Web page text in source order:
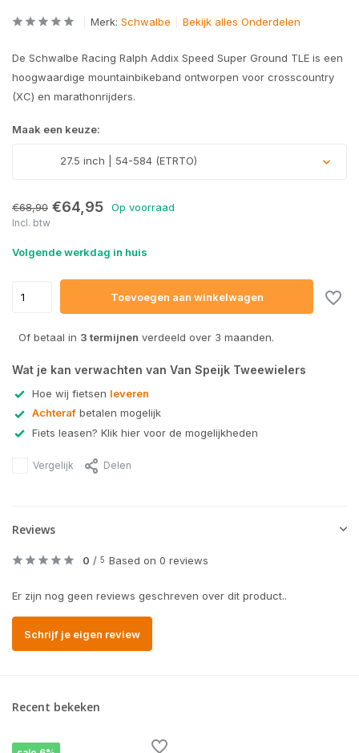
Merk: Schwalbe Bekijk alles Onderdelen
De Schwalbe Racing Ralph Addix Speed Super Ground TLE is een
hoogwaardige mountainbikeband ontworpen voor crosscountry
(XC) en marathonrijders.
Maak een keuze:
27.5 inch | 54-584 (ETRTO)
€68,90 €64,95 Op voorraad
Incl. btw
Volgende werkdag in huis
Toevoegen aan winkelwagen
Of betaal in 3 termijnen verdeeld over 3 maanden.
Wat je kan verwachten van Van Speijk Tweewielers
Hoe wij fietsen leveren
Achteraf betalen mogelijk
Fiets leasen? Klik hier voor de mogelijkheden
Vergelijk Delen
Reviews
0 / 5 Based on 0 reviews
Er zijn nog geen reviews geschreven over dit product..
Schrijf je eigen review
Recent bekeken